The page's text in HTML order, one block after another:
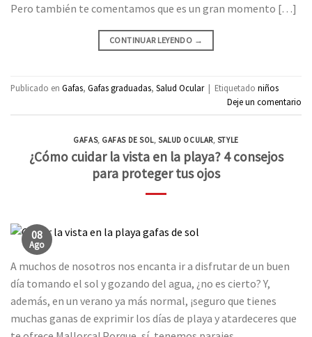
Pero también te comentamos que es un gran momento […]
CONTINUAR LEYENDO →
Publicado en Gafas, Gafas graduadas, Salud Ocular | Etiquetado niños
Deje un comentario
GAFAS, GAFAS DE SOL,SALUD OCULAR, STYLE
¿Cómo cuidar la vista en la playa? 4 consejos
para proteger tus ojos
08
Ago
A muchos de nosotros nos encanta ir a disfrutar de un buen
día tomando el sol y gozando del agua, ¿no es cierto? Y,
además, en un verano ya más normal, ¡seguro que tienes
muchas ganas de exprimir los días de playa y atardeceres que